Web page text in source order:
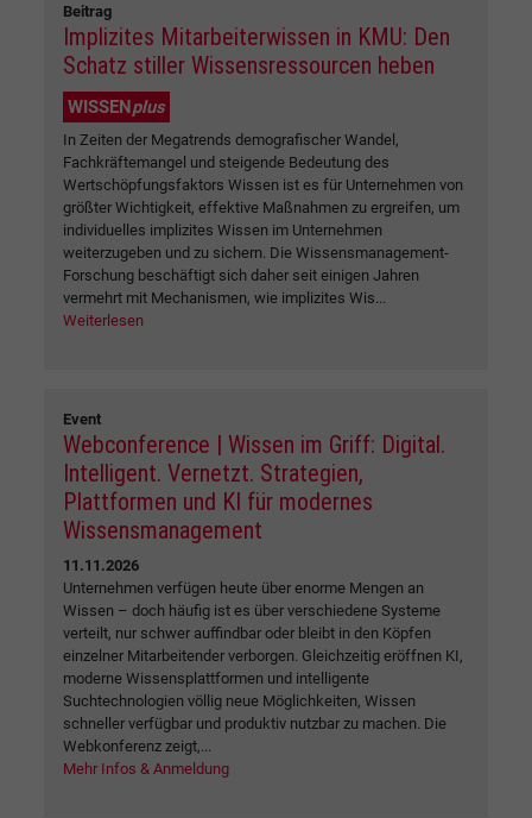
Beitrag
Implizites Mitarbeiterwissen in KMU: Den
Schatz stiller Wissensressourcen heben
WISSENplus
In Zeiten der Megatrends demografischer Wandel,
Fachkräftemangel und steigende Bedeutung des
Wertschöpfungsfaktors Wissen ist es für Unternehmen von
größter Wichtigkeit, effektive Maßnahmen zu ergreifen, um
individuelles implizites Wissen im Unternehmen
weiterzugeben und zu sichern. Die Wissensmanagement-
Forschung beschäftigt sich daher seit einigen Jahren
vermehrt mit Mechanismen, wie implizites Wis...
Weiterlesen
Event
Webconference | Wissen im Griff: Digital.
Intelligent. Vernetzt. Strategien,
Plattformen und KI für modernes
Wissensmanagement
11.11.2026
Unternehmen verfügen heute über enorme Mengen an
Wissen – doch häufig ist es über verschiedene Systeme
verteilt, nur schwer auffindbar oder bleibt in den Köpfen
einzelner Mitarbeitender verborgen. Gleichzeitig eröffnen KI,
moderne Wissensplattformen und intelligente
Suchtechnologien völlig neue Möglichkeiten, Wissen
schneller verfügbar und produktiv nutzbar zu machen. Die
Webkonferenz zeigt,...
Mehr Infos & Anmeldung